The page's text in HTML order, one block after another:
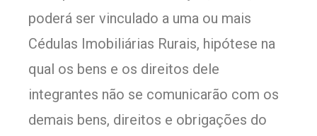
poderá ser vinculado a uma ou mais
Cédulas Imobiliárias Rurais, hipótese na
qual os bens e os direitos dele
integrantes não se comunicarão com os
demais bens, direitos e obrigações do